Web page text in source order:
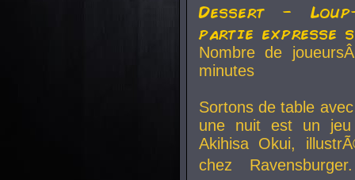
Dessert -
partie expresse
Nombre de
minutes
Sortons de table
une nuit est un
Akihisa Okui,
chez